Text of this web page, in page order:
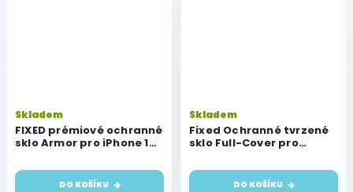
FIXED prémiové ochranné
sklo Armor pro iPhone 14
Skladem
DO KOŠÍKU
Fixed Ochranné tvrzené
sklo Full-Cover pro
celý displej, černé
Skladem
DO KOŠÍKU